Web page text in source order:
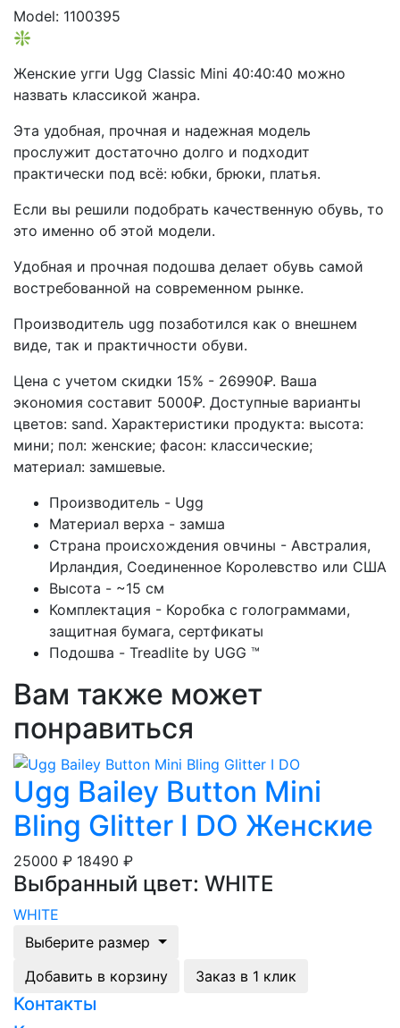
Model: 1100395
❇️
Женские угги Ugg Classic Mini 40:40:40 можно
назвать классикой жанра.
Эта удобная, прочная и надежная модель
прослужит достаточно долго и подходит
практически под всё: юбки, брюки, платья.
Если вы решили подобрать качественную обувь, то
это именно об этой модели.
Удобная и прочная подошва делает обувь самой
востребованной на современном рынке.
Производитель ugg позаботился как о внешнем
виде, так и практичности обуви.
Цена с учетом скидки 15% - 26990₽. Ваша
экономия составит 5000₽. Доступные варианты
цветов: sand. Характеристики продукта: высота:
мини; пол: женские; фасон: классические;
материал: замшевые.
Производитель - Ugg
Материал верха - замша
Страна происхождения овчины - Австралия,
Ирландия, Соединенное Королевство или США
Высота - ~15 см
Комплектация - Коробка с голограммами,
защитная бумага, сертфикаты
Подошва - Treadlite by UGG ™
Вам также может
понравиться
Ugg Bailey Button Mini
Bling Glitter I DO Женские
25000 ₽ 18490 ₽
Выбранный цвет: WHITE
WHITE
Выберите размер
Добавить в корзину
Заказ в 1 клик
Загрузка...
Контакты